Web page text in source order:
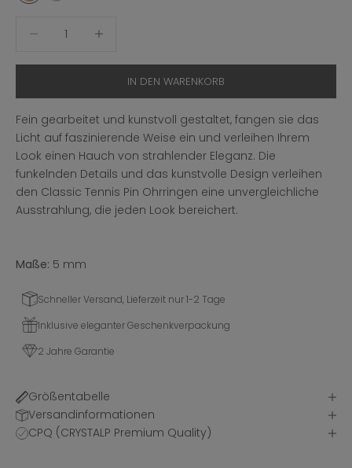
IN DEN WARENKORB
Fein gearbeitet und kunstvoll gestaltet, fangen sie das
Licht auf faszinierende Weise ein und verleihen Ihrem
Look einen Hauch von strahlender Eleganz. Die
funkelnden Details und das kunstvolle Design verleihen
den Classic Tennis Pin Ohrringen eine unvergleichliche
Ausstrahlung, die jeden Look bereichert.
Maße: 5 mm
Schneller Versand, Lieferzeit nur 1-2 Tage
Inklusive eleganter Geschenkverpackung
2 Jahre Garantie
Größentabelle
Versandinformationen
CPQ (CRYSTALP Premium Quality)